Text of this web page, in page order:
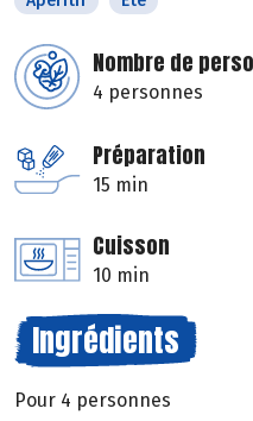
Nombre de
4 personnes
Préparation
15 min
Cuisson
10 min
Ingrédients
Pour 4 personnes